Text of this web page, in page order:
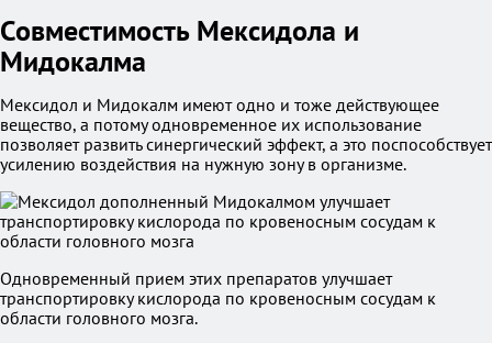
Совместимость Мексидола и
Мидокалма
Мексидол и Мидокалм имеют одно и тоже действующее
вещество, а потому одновременное их использование
позволяет развить синергический эффект, а это поспособствует
усилению воздействия на нужную зону в организме.
Одновременный прием этих препаратов улучшает
транспортировку кислорода по кровеносным сосудам к
области головного мозга.